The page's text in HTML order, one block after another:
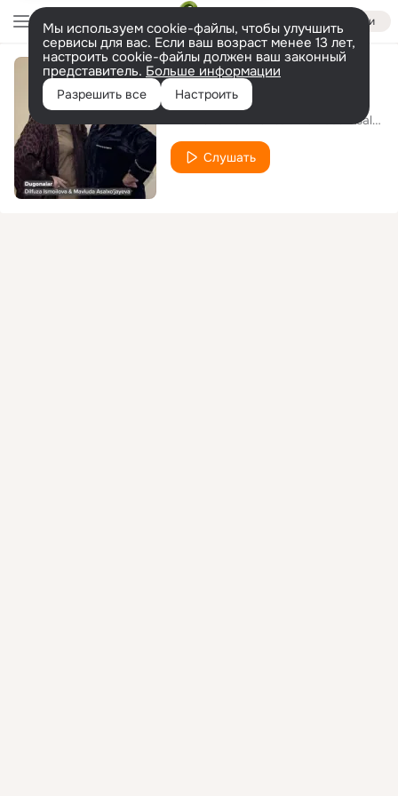
Войти
Мы используем cookie-файлы, чтобы улучшить
сервисы для вас. Если ваш возраст менее 13 лет,
настроить cookie-файлы должен ваш законный
представитель. Больше информации
Разрешить все Настроить
Dugonalar
Mavluda Asalxojayeva
Слушать